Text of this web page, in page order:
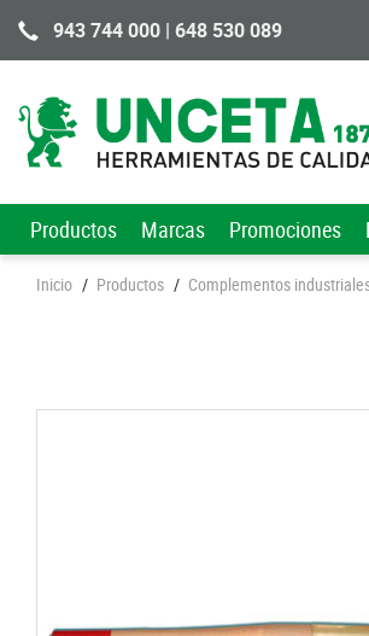
943 744 000 | 648 530 089
Productos Marcas Promociones
Inicio / Productos / Complementos